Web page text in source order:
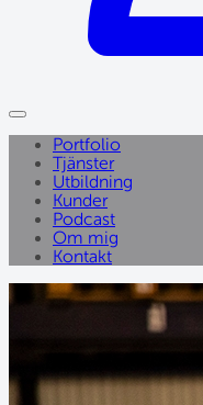
Portfolio
Tjänster
Utbildning
Kunder
Podcast
Om mig
Kontakt